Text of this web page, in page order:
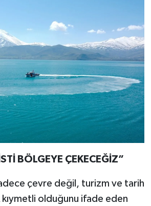
BÖLGEYE ÇEKECEĞİZ”
çevre değil, turizm ve tarih
kıymetli olduğunu ifade eden